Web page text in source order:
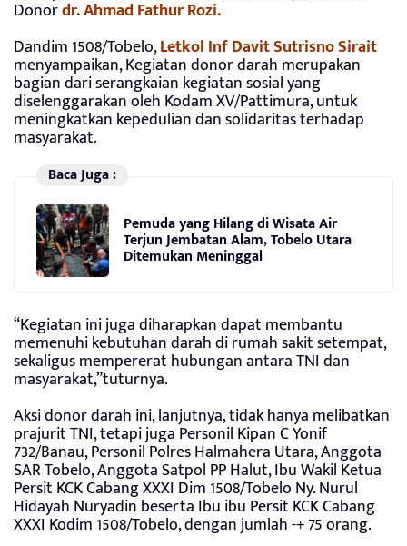
Donordr. Ahmad Fathur Rozi.
Dandim 1508/Tobelo,Letkol Inf Davit Sutrisno Sirait
menyampaikan, Kegiatan donor darah merupakan
bagian dari serangkaian kegiatan sosial yang
diselenggarakan oleh Kodam XV/Pattimura, untuk
meningkatkan kepedulian dan solidaritas terhadap
masyarakat.
Baca Juga :
Pemuda yang Hilang di Wisata Air
Terjun Jembatan Alam, Tobelo Utara
Ditemukan Meninggal
“Kegiatan ini juga diharapkan dapat membantu
memenuhi kebutuhan darah di rumah sakit setempat,
sekaligus mempererat hubungan antara TNI dan
masyarakat,”tuturnya.
Aksi donor darah ini, lanjutnya, tidak hanya melibatkan
prajurit TNI, tetapi juga Personil Kipan C Yonif
732/Banau, Personil Polres Halmahera Utara, Anggota
SAR Tobelo, Anggota Satpol PP Halut, Ibu Wakil Ketua
Persit KCK Cabang XXXI Dim 1508/Tobelo Ny. Nurul
Hidayah Nuryadin beserta Ibu ibu Persit KCK Cabang
XXXI Kodim 1508/Tobelo, dengan jumlah -+ 75 orang.